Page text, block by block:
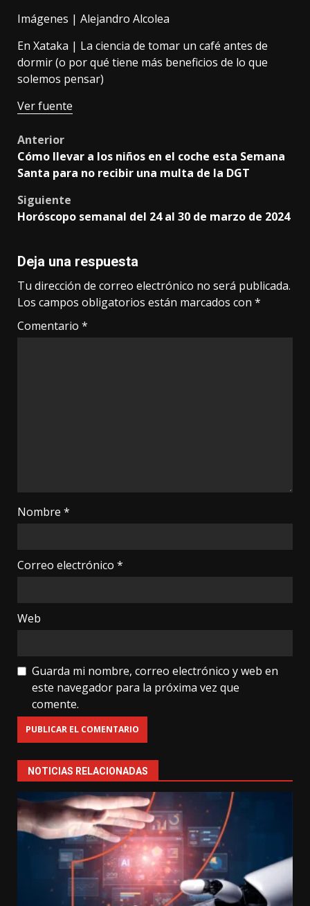
Imágenes | Alejandro Alcolea
En Xataka | La ciencia de tomar un café antes de
dormir (o por qué tiene más beneficios de lo que
solemos pensar)
Ver fuente
Post
navigation
Anterior
Cómo llevar a los niños en el coche esta Semana
Santa para no recibir una multa de la DGT
Siguiente
Horóscopo semanal del 24 al 30 de marzo de 2024
Deja una respuesta
Tu dirección de correo electrónico no será publicada.
Los campos obligatorios están marcados con *
Comentario *
Nombre *
Correo electrónico *
Web
Guarda mi nombre, correo electrónico y web en
este navegador para la próxima vez que
comente.
NOTICIAS RELACIONADAS